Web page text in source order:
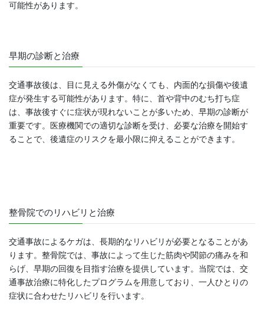
可能性があります。
早期の診断と治療
交通事故後は、目に見える外傷がなくても、内面的な損傷や後遺
症が発生する可能性があります。特に、首や背中のむち打ち症
は、事故後すぐに症状が現れないことが多いため、早期の診断が
重要です。医療機関での適切な診断を受け、必要な治療を開始す
ることで、後遺症のリスクを最小限に抑えることができます。
整骨院でのリハビリと治療
交通事故によるケガは、長期的なリハビリが必要となることがあ
ります。整骨院では、事故によって生じた筋肉や関節の痛みを和
らげ、早期の回復を目指す治療を提供しています。当院では、交
通事故治療に特化したプログラムを用意しており、一人ひとりの
症状に合わせたリハビリを行います。